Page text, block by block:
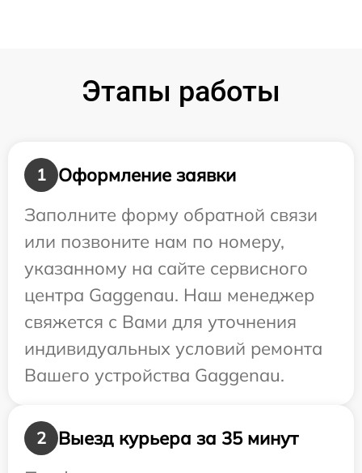
Этапы работы
1
Оформление заявки
Заполните форму обратной связи
или позвоните нам по номеру,
указанному на сайте сервисного
центра Gaggenau. Наш менеджер
свяжется с Вами для уточнения
индивидуальных условий ремонта
Вашего устройства Gaggenau.
2
Выезд курьера за 35 минут